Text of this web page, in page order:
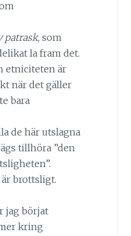
patrask, som
la fram det.
etniciteten är
när det gäller
bara
de här utslagna
tillhöra ”den
brottsligt.
jag börjat
kring